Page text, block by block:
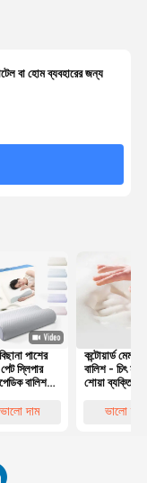
বা হোম ব্যবহারের জন্য
পাশের
স্লিপার
বালিশ
মেমরি
ভালো দাম
কন্টোয়ার্ড মেমরি
বালিশ - চিৎ হয়ে
শোয়া ব্যক্তিদের
সারিবদ্ধকরণের
ভালো দাম